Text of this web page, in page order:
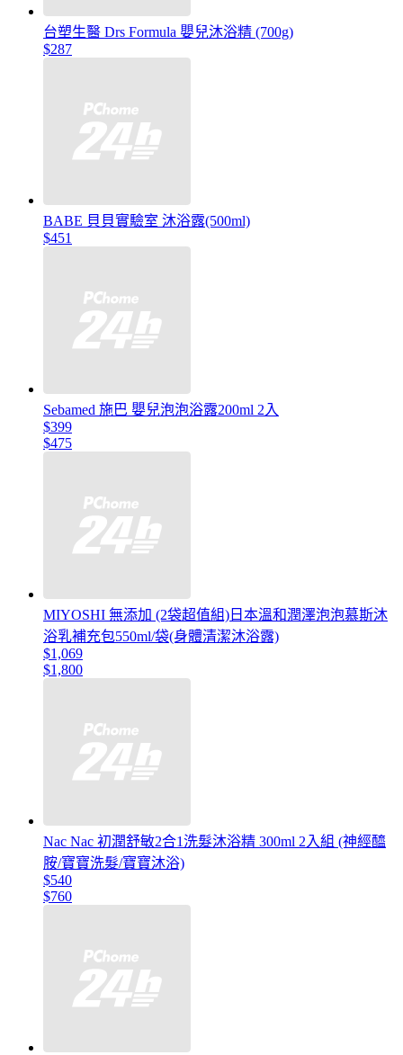
台塑生醫 Drs Formula 嬰兒沐浴精 (700g)
$287
BABE 貝貝實驗室 沐浴露(500ml)
$451
Sebamed 施巴 嬰兒泡泡浴露200ml 2入
$399
$475
MIYOSHI 無添加 (2袋超值組)日本溫和潤澤泡泡慕斯沐
浴乳補充包550ml/袋(身體清潔沐浴露)
$1,069
$1,800
Nac Nac 初潤舒敏2合1洗髮沐浴精 300ml 2入組 (神經醯
胺/寶寶洗髮/寶寶沐浴)
$540
$760